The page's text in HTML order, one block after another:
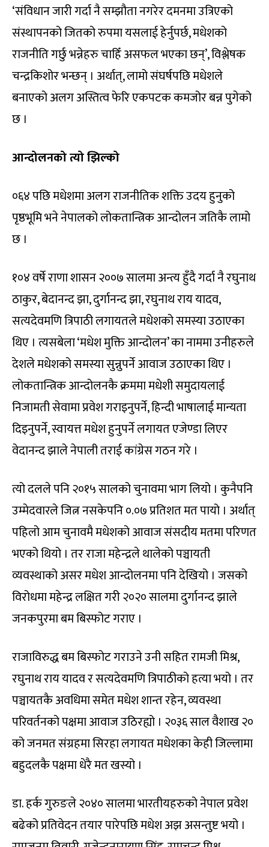
‘संविधान जारी गर्दा नै सम्झौता नगरेर दमनमा उत्रिएको
संस्थापनको जितको रुपमा यसलाई हेर्नुपर्छ, मधेशको
राजनीति गर्छु भन्नेहरु चाहिँ असफल भएका छन्’, विश्लेषक
चन्द्रकिशोर भन्छन् । अर्थात्, लामो संघर्षपछि मधेशले
बनाएको अलग अस्तित्व फेरि एकपटक कमजोर बन्न पुगेको
छ ।
आन्दोलनको त्यो झिल्को
०६४ पछि मधेशमा अलग राजनीतिक शक्ति उदय हुनुको
पृष्ठभूमि भने नेपालको लोकतान्त्रिक आन्दोलन जतिकै लामो
छ ।
१०४ वर्षे राणा शासन २००७ सालमा अन्त्य हुँदै गर्दा नै रघुनाथ
ठाकुर, बेदानन्द झा, दुर्गानन्द झा, रघुनाथ राय यादव,
सत्यदेवमणि त्रिपाठी लगायतले मधेशको समस्या उठाएका
थिए । त्यसबेला ‘मधेश मुक्ति आन्दोलन’ का नाममा उनीहरुले
देशले मधेशको समस्या सुन्नुपर्ने आवाज उठाएका थिए ।
लोकतान्त्रिक आन्दोलनकै क्रममा मधेशी समुदायलाई
निजामती सेवामा प्रवेश गराइनुपर्ने, हिन्दी भाषालाई मान्यता
दिइनुपर्ने, स्वायत्त मधेश हुनुपर्ने लगायत एजेण्डा लिएर
वेदानन्द झाले नेपाली तराई कांग्रेस गठन गरे ।
त्यो दलले पनि २०१५ सालको चुनावमा भाग लियो । कुनैपनि
उम्मेदवारले जित्न नसकेपनि ०.०७ प्रतिशत मत पायो । अर्थात्
पहिलो आम चुनावमै मधेशको आवाज संसदीय मतमा परिणत
भएको थियो । तर राजा महेन्द्रले थालेको पञ्चायती
व्यवस्थाको असर मधेश आन्दोलनमा पनि देखियो । जसको
विरोधमा महेन्द्र लक्षित गरी २०२० सालमा दुर्गानन्द झाले
जनकपुरमा बम बिस्फोट गराए ।
राजाविरुद्ध बम बिस्फोट गराउने उनी सहित रामजी मिश्र,
रघुनाथ राय यादव र सत्यदेवमणि त्रिपाठीको हत्या भयो । तर
पञ्चायतकै अवधिमा समेत मधेश शान्त रहेन, व्यवस्था
परिवर्तनको पक्षमा आवाज उठिरह्यो । २०३६ साल वैशाख २०
को जनमत संग्रहमा सिरहा लगायत मधेशका केही जिल्लामा
बहुदलकै पक्षमा धेरै मत खस्यो ।
डा. हर्क गुरुङले २०४० सालमा भारतीयहरुको नेपाल प्रवेश
बढेको प्रतिवेदन तयार पारेपछि मधेश अझ असन्तुष्ट भयो ।